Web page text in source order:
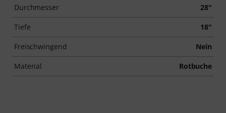
Durchmesser 28"
Tiefe 18"
Freischwingend Nein
Material Rotbuche